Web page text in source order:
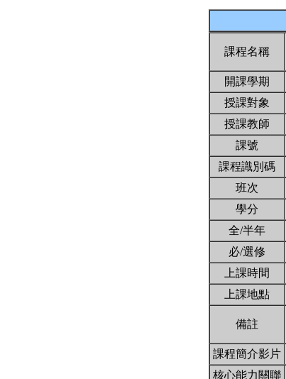
課程名稱
開課學期
授課對象
授課教師
課號
課程識別碼
班次
學分
全/半年
必/選修
上課時間
上課地點
備註
課程簡介影片
核心能力關聯